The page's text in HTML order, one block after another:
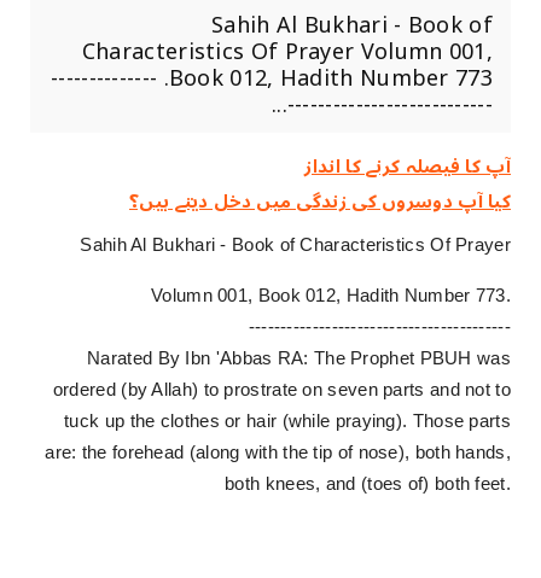
Sahih Al Bukhari - Book of
Characteristics Of Prayer Volumn 001,
Book 012, Hadith Number 773. --------------
---------------------------...
آپ کا فیصلہ کرنے کا انداز
کیا آپ دوسروں کی زندگی میں دخل دیتے ہیں؟
Sahih Al Bukhari - Book of Characteristics Of Prayer
Volumn 001, Book 012, Hadith Number 773.
-----------------------------------------
Narated By Ibn 'Abbas RA: The Prophet PBUH was
ordered (by Allah) to prostrate on seven parts and not to
tuck up the clothes or hair (while praying). Those parts
are: the forehead (along with the tip of nose), both hands,
both knees, and (toes of) both feet.